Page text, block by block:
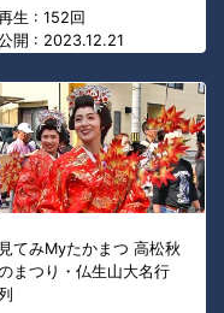
生 : 152回
開 : 2023.12.21
見てみMyたかまつ 高松秋
まつり・仏生山大名行